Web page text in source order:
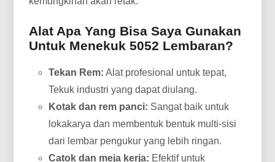
Alat Apa Yang Bisa Saya Gunakan
Untuk Menekuk 5052 Lembaran?
Tekan Rem: Alat profesional untuk tepat,
Tekuk industri yang dapat diulang.
Kotak dan rem panci: Sangat baik untuk
lokakarya dan membentuk bentuk multi-sisi
dari lembar pengukur yang lebih ringan.
Catok dan meja kerja: Efektif untuk